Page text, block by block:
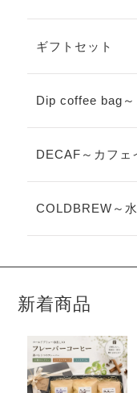
ギフトセット
Dip coffee bag～
DECAF～カフェ
COLDBREW～
新着商品